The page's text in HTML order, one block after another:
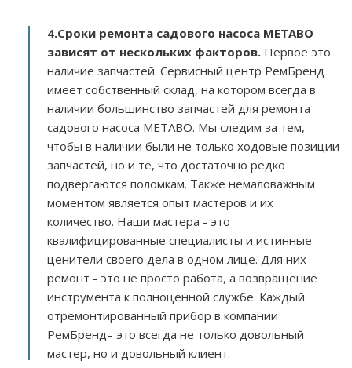
4.Сроки ремонта садового насоса METABO
зависят от нескольких факторов. Первое это
наличие запчастей. Сервисный центр РемБренд
имеет собственный склад, на котором всегда в
наличии большинство запчастей для ремонта
садового насоса METABO. Мы следим за тем,
чтобы в наличии были не только ходовые позиции
запчастей, но и те, что достаточно редко
подвергаются поломкам. Также немаловажным
моментом является опыт мастеров и их
количество. Наши мастера - это
квалифицированные специалисты и истинные
ценители своего дела в одном лице. Для них
ремонт - это не просто работа, а возвращение
инструмента к полноценной службе. Каждый
отремонтированный прибор в компании
РемБренд– это всегда не только довольный
мастер, но и довольный клиент.